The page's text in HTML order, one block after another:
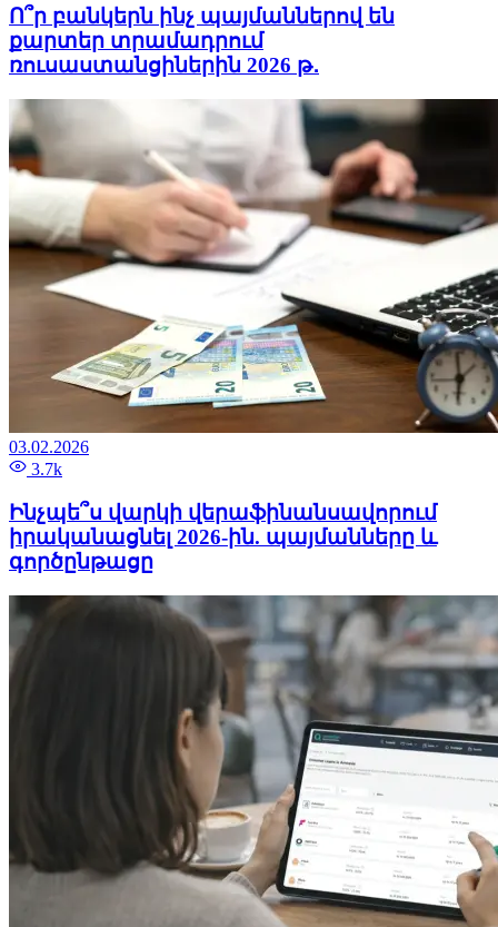
Ո՞ր բանկերն ինչ պայմաններով են
քարտեր տրամադրում
ռուսաստանցիներին 2026 թ․
03.02.2026
3.7k
Ինչպե՞ս վարկի վերաֆինանսավորում
իրականացնել 2026-ին. պայմանները և
գործընթացը